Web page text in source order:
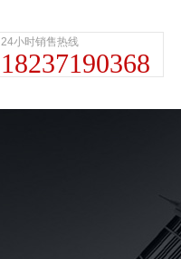
24小时销售热线
18237190368